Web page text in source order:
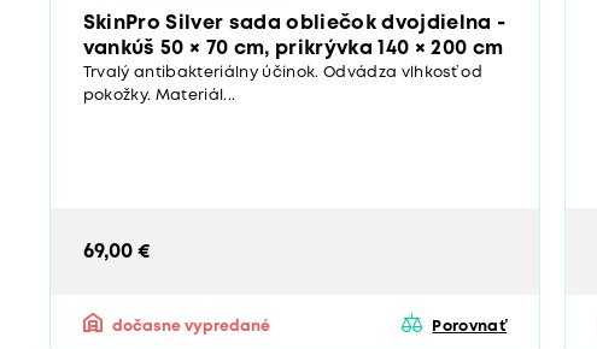
SkinPro Silver sada obliečok dvojdielna -
vankúš 50 × 70 cm, prikrývka 140 × 200 cm
Trvalý antibakteriálny účinok. Odvádza vlhkosť od
pokožky. Materiál...
69,00 €
dočasne vypredané Porovnať